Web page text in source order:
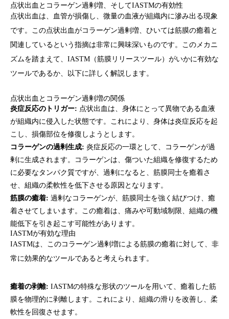
点状出血とコラーゲン過剰増、そしてIASTMの有効性
点状出血は、血管が損傷し、微量の血液が組織内に滲み出る現象
です。この点状出血がコラーゲン過剰増、ひいては筋膜の癒着と
関連しているという指摘は非常に興味深いものです。このメカニ
ズムを踏まえて、IASTM（筋膜リリースツール）がいかに有効な
ツールであるか、以下に詳しく解説します。
点状出血とコラーゲン過剰増の関係
炎症反応のトリガー: 点状出血は、身体にとって異物である血液
が組織内に侵入した状態です。これにより、身体は炎症反応を起
こし、損傷部位を修復しようとします。
コラーゲンの過剰生成: 炎症反応の一環として、コラーゲンが過
剰に生成されます。コラーゲンは、傷ついた組織を修復するため
に必要なタンパク質ですが、過剰になると、筋膜同士を癒着さ
せ、組織の柔軟性を低下させる原因となります。
筋膜の癒着: 過剰なコラーゲンが、筋膜同士を強く結びつけ、癒
着させてしまいます。この癒着は、痛みや可動域制限、組織の機
能低下を引き起こす可能性があります。
IASTMが有効な理由
IASTMは、このコラーゲン過剰増による筋膜の癒着に対して、非
常に効果的なツールであると考えられます。
癒着の剥離: IASTMの特殊な形状のツールを用いて、癒着した筋
膜を物理的に剥離します。これにより、組織の滑りを改善し、柔
軟性を回復させます。